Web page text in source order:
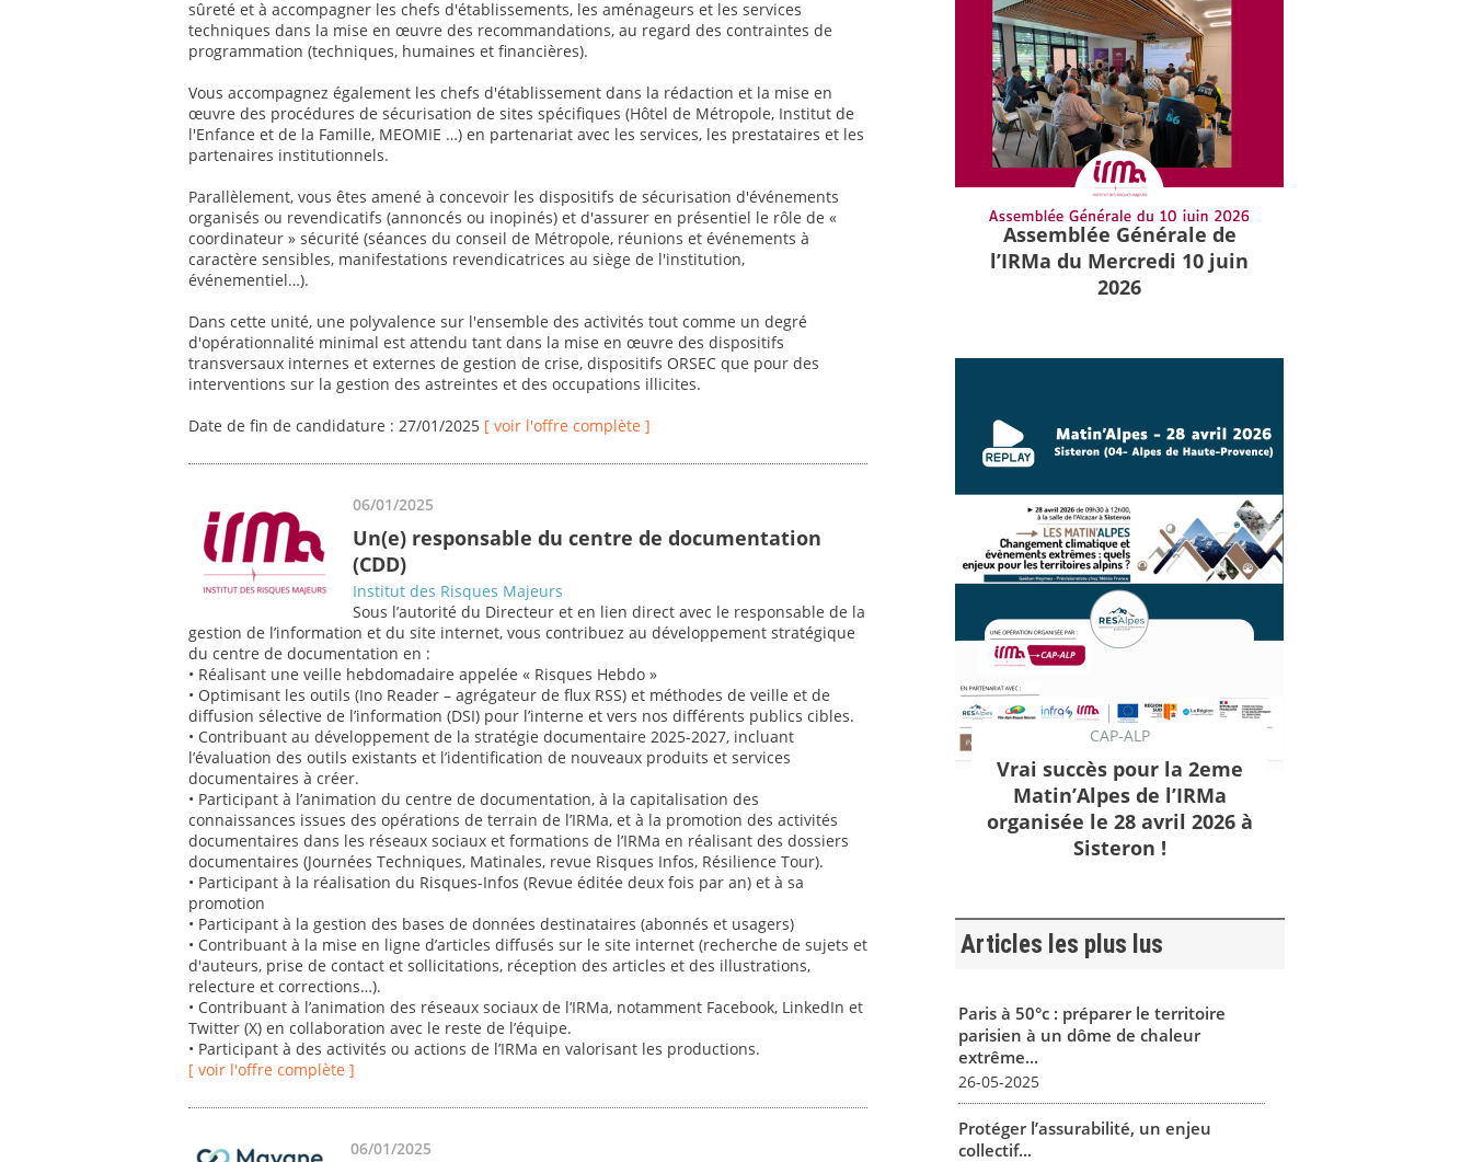
sûreté et à accompagner les chefs d'établissements, les aménageurs et les services
techniques dans la mise en œuvre des recommandations, au regard des contraintes de
programmation (techniques, humaines et financières).
Vous accompagnez également les chefs d'établissement dans la rédaction et la mise en
œuvre des procédures de sécurisation de sites spécifiques (Hôtel de Métropole, Institut de
l'Enfance et de la Famille, MEOMIE …) en partenariat avec les services, les prestataires et les
partenaires institutionnels.
Parallèlement, vous êtes amené à concevoir les dispositifs de sécurisation d'événements
organisés ou revendicatifs (annoncés ou inopinés) et d'assurer en présentiel le rôle de «
coordinateur » sécurité (séances du conseil de Métropole, réunions et événements à
caractère sensibles, manifestations revendicatrices au siège de l'institution,
événementiel…).
Dans cette unité, une polyvalence sur l'ensemble des activités tout comme un degré
d'opérationnalité minimal est attendu tant dans la mise en œuvre des dispositifs
transversaux internes et externes de gestion de crise, dispositifs ORSEC que pour des
interventions sur la gestion des astreintes et des occupations illicites.
Date de fin de candidature : 27/01/2025 [ voir l'offre complète ]
06/01/2025
Un(e) responsable du centre de documentation
(CDD)
Institut des Risques Majeurs
Sous l’autorité du Directeur et en lien direct avec le responsable de la
gestion de l’information et du site internet, vous contribuez au développement stratégique
du centre de documentation en :
• Réalisant une veille hebdomadaire appelée « Risques Hebdo »
• Optimisant les outils (Ino Reader – agrégateur de flux RSS) et méthodes de veille et de
diffusion sélective de l’information (DSI) pour l’interne et vers nos différents publics cibles.
• Contribuant au développement de la stratégie documentaire 2025-2027, incluant
l’évaluation des outils existants et l’identification de nouveaux produits et services
documentaires à créer.
• Participant à l’animation du centre de documentation, à la capitalisation des
connaissances issues des opérations de terrain de l’IRMa, et à la promotion des activités
documentaires dans les réseaux sociaux et formations de l’IRMa en réalisant des dossiers
documentaires (Journées Techniques, Matinales, revue Risques Infos, Résilience Tour).
• Participant à la réalisation du Risques-Infos (Revue éditée deux fois par an) et à sa
promotion
• Participant à la gestion des bases de données destinataires (abonnés et usagers)
• Contribuant à la mise en ligne d’articles diffusés sur le site internet (recherche de sujets et
d'auteurs, prise de contact et sollicitations, réception des articles et des illustrations,
relecture et corrections…).
• Contribuant à l’animation des réseaux sociaux de l’IRMa, notamment Facebook, LinkedIn et
Twitter (X) en collaboration avec le reste de l’équipe.
• Participant à des activités ou actions de l’IRMa en valorisant les productions.
[ voir l'offre complète ]
06/01/2025
Assemblée Générale de
l’IRMa du Mercredi 10 juin
2026
CAP-ALP
Vrai succès pour la 2eme
Matin’Alpes de l’IRMa
organisée le 28 avril 2026 à
Sisteron !
Articles les plus lus
Paris à 50°c : préparer le territoire
parisien à un dôme de chaleur
extrême...
26-05-2025
Protéger l’assurabilité, un enjeu
collectif...